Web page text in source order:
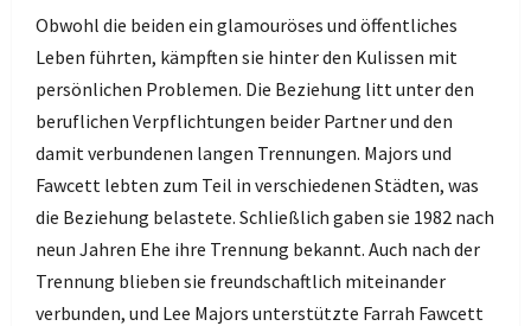
Obwohl die beiden ein glamouröses und öffentliches
Leben führten, kämpften sie hinter den Kulissen mit
persönlichen Problemen. Die Beziehung litt unter den
beruflichen Verpflichtungen beider Partner und den
damit verbundenen langen Trennungen. Majors und
Fawcett lebten zum Teil in verschiedenen Städten, was
die Beziehung belastete. Schließlich gaben sie 1982 nach
neun Jahren Ehe ihre Trennung bekannt. Auch nach der
Trennung blieben sie freundschaftlich miteinander
verbunden, und Lee Majors unterstützte Farrah Fawcett